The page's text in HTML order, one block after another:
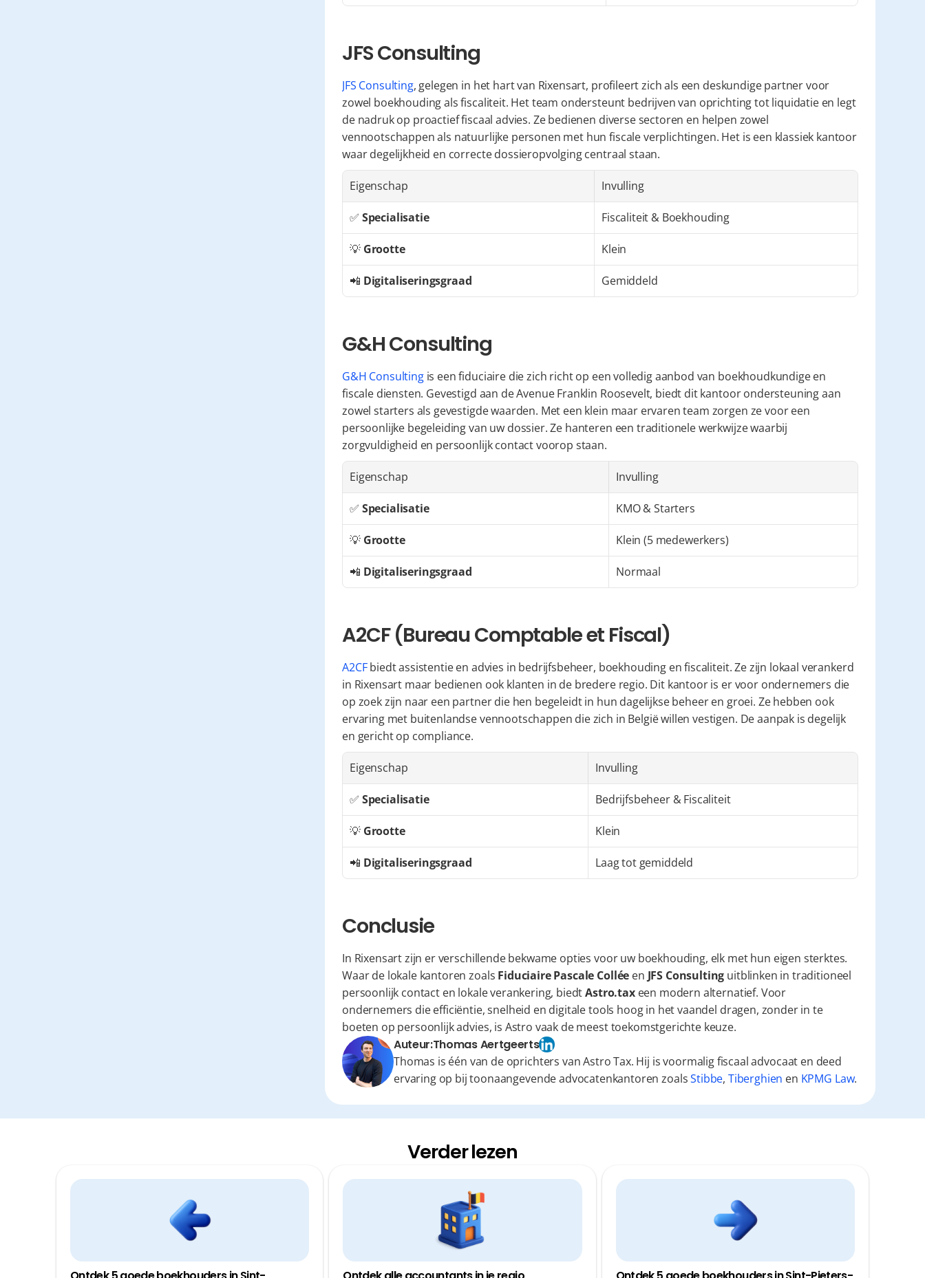
JFS Consulting
JFS Consulting, gelegen in het hart van Rixensart, profileert zich als een deskundige partner voor
zowel boekhouding als fiscaliteit. Het team ondersteunt bedrijven van oprichting tot liquidatie en legt
de nadruk op proactief fiscaal advies. Ze bedienen diverse sectoren en helpen zowel
vennootschappen als natuurlijke personen met hun fiscale verplichtingen. Het is een klassiek kantoor
waar degelijkheid en correcte dossieropvolging centraal staan.
Eigenschap Invulling
✅ Specialisatie Fiscaliteit & Boekhouding
💡 Grootte Klein
📲 Digitaliseringsgraad Gemiddeld
G&H Consulting
G&H Consulting is een fiduciaire die zich richt op een volledig aanbod van boekhoudkundige en
fiscale diensten. Gevestigd aan de Avenue Franklin Roosevelt, biedt dit kantoor ondersteuning aan
zowel starters als gevestigde waarden. Met een klein maar ervaren team zorgen ze voor een
persoonlijke begeleiding van uw dossier. Ze hanteren een traditionele werkwijze waarbij
zorgvuldigheid en persoonlijk contact voorop staan.
Eigenschap Invulling
✅ Specialisatie KMO & Starters
💡 Grootte Klein (5 medewerkers)
📲 Digitaliseringsgraad Normaal
A2CF (Bureau Comptable et Fiscal)
A2CF biedt assistentie en advies in bedrijfsbeheer, boekhouding en fiscaliteit. Ze zijn lokaal verankerd
in Rixensart maar bedienen ook klanten in de bredere regio. Dit kantoor is er voor ondernemers die
op zoek zijn naar een partner die hen begeleidt in hun dagelijkse beheer en groei. Ze hebben ook
ervaring met buitenlandse vennootschappen die zich in België willen vestigen. De aanpak is degelijk
en gericht op compliance.
Eigenschap Invulling
✅ Specialisatie Bedrijfsbeheer & Fiscaliteit
💡 Grootte Klein
📲 Digitaliseringsgraad Laag tot gemiddeld
Conclusie
In Rixensart zijn er verschillende bekwame opties voor uw boekhouding, elk met hun eigen sterktes.
Waar de lokale kantoren zoals Fiduciaire Pascale Collée en JFS Consulting uitblinken in traditioneel
persoonlijk contact en lokale verankering, biedt Astro.tax een modern alternatief. Voor
ondernemers die efficiëntie, snelheid en digitale tools hoog in het vaandel dragen, zonder in te
boeten op persoonlijk advies, is Astro vaak de meest toekomstgerichte keuze.
Auteur:Thomas Aertgeerts
Thomas is één van de oprichters van Astro Tax. Hij is voormalig fiscaal advocaat en deed
ervaring op bij toonaangevende advocatenkantoren zoalsStibbe, Tiberghien en KPMG Law.
Verder lezen